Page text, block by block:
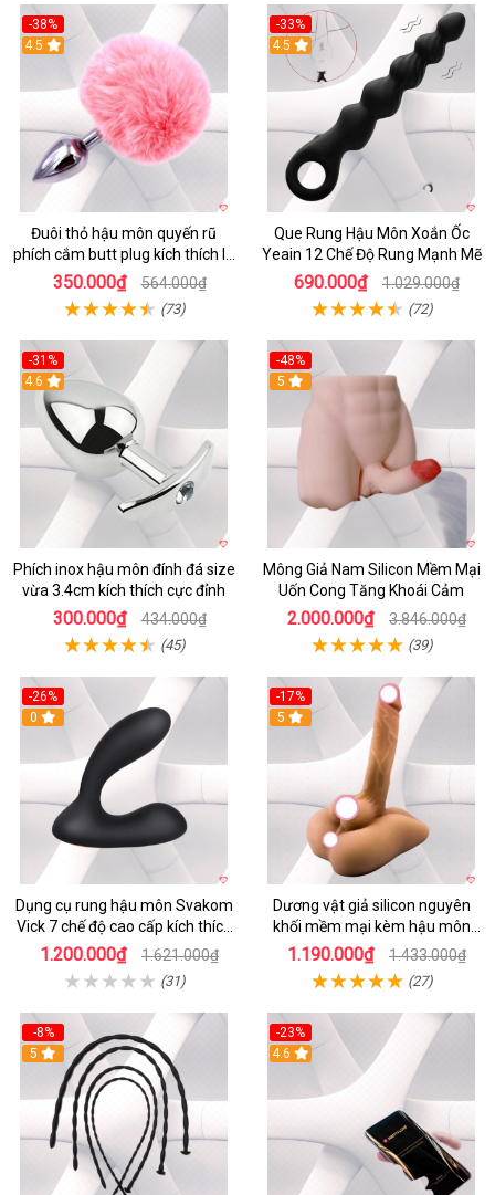
-38%
4.5
Đuôi thỏ hậu môn quyến rũ
phích cắm butt plug kích thích lỗ
nhị
350.000₫ 564.000₫
(73)
-33%
4.5
Que Rung Hậu Môn Xoắn Ốc
Yeain 12 Chế Độ Rung Mạnh Mẽ
690.000₫ 1.029.000₫
(72)
-31%
4.6
Phích inox hậu môn đính đá size
vừa 3.4cm kích thích cực đỉnh
300.000₫ 434.000₫
(45)
-48%
5
Mông Giả Nam Silicon Mềm Mại
Uốn Cong Tăng Khoái Cảm
2.000.000₫ 3.846.000₫
(39)
-26%
0
Dụng cụ rung hậu môn Svakom
Vick 7 chế độ cao cấp kích thích
mạnh mẽ
1.200.000₫ 1.621.000₫
(31)
-17%
5
Dương vật giả silicon nguyên
khối mềm mại kèm hậu môn
kích thích
1.190.000₫ 1.433.000₫
(27)
-8%
5
-23%
4.6